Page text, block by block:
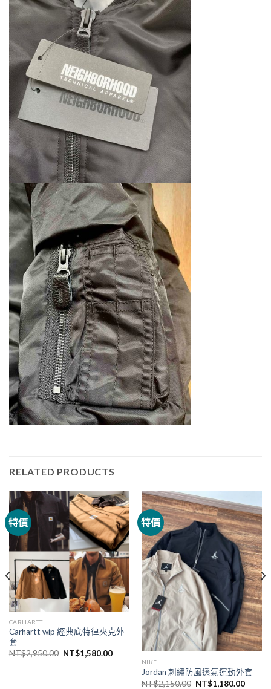
RELATED PRODUCTS
特價
CARHARTT
Carhartt wip 經典底特律夾克外
套
NT$2,950.00 NT$1,580.00
特價
NIKE
Jordan 刺繡防風透氣運動外套
NT$2,150.00 NT$1,180.00